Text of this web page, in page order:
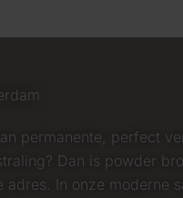
permanente, perfect
Dan is powder
adres. In onze moderne